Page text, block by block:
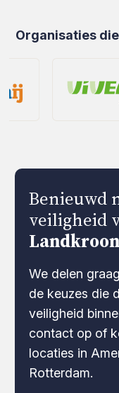
Organisaties
Benieuwd
veiligheid
Landkroon
We delen
de keuzes die
veiligheid
contact op of
locaties in
Rotterdam.